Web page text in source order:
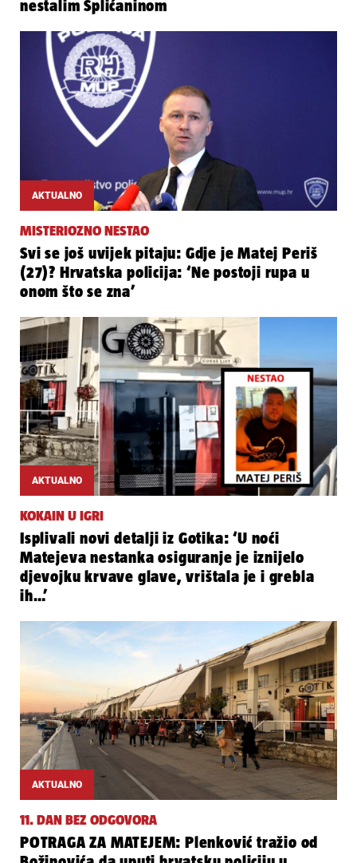
nestalim Splićaninom
AKTUALNO
MISTERIOZNO NESTAO
Svi se još uvijek pitaju: Gdje je Matej Periš
(27)? Hrvatska policija: ‘Ne postoji rupa u
onom što se zna’
AKTUALNO
KOKAIN U IGRI
Isplivali novi detalji iz Gotika: ‘U noći
Matejeva nestanka osiguranje je iznijelo
djevojku krvave glave, vrištala je i grebla
ih…’
AKTUALNO
11. DAN BEZ ODGOVORA
POTRAGA ZA MATEJEM: Plenković tražio od